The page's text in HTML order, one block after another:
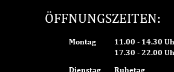
ÖFFNUNGSZEITEN:
Montag
11.00 - 14.30
17.30 - 22.00
Dienstag
Ruhetag